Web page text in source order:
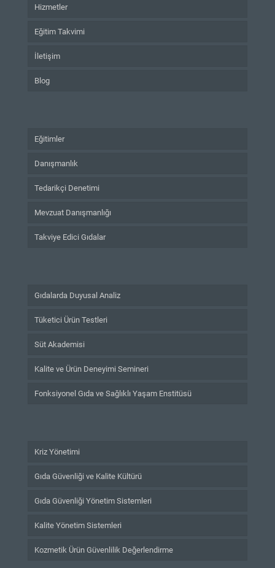
Hizmetler
Eğitim Takvimi
İletişim
Blog
Eğitimler
Danışmanlık
Tedarikçi Denetimi
Mevzuat Danışmanlığı
Takviye Edici Gıdalar
Gıdalarda Duyusal Analiz
Tüketici Ürün Testleri
Süt Akademisi
Kalite ve Ürün Deneyimi Semineri
Fonksiyonel Gıda ve Sağlıklı Yaşam Enstitüsü
Kriz Yönetimi
Gıda Güvenliği ve Kalite Kültürü
Gıda Güvenliği Yönetim Sistemleri
Kalite Yönetim Sistemleri
Kozmetik Ürün Güvenlilik Değerlendirme